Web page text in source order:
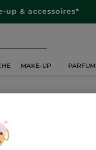
up & accessoires*
MAKE-UP PARFUM